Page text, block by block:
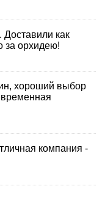
как
за орхидею!
хороший выбор
компания -